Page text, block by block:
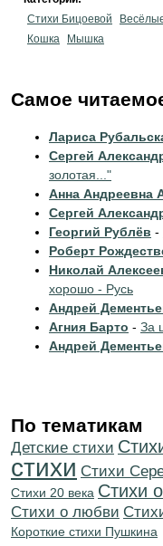
Стихи Бицоевой
Кошка
Мышка
Самое
Лариса
Сергей
золотая..."
Анна Андреевна
Сергей
Георгий Рублёв -
Роберт
Николай
хорошо - Русь
Андрей
Агния Барто - За
Андрей
По тематикам
Детские стихи
стихи Cтихи
Стихи 20 века Стихи
Стихи о любви
Короткие стихи Пушкина